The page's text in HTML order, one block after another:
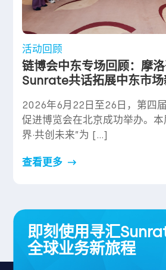
活动回顾
链博会中东专场回顾：摩
Sunrate共话拓展中东市场
2026年6月22日至26日，第四
促进博览会在北京成功举办。本
界·共创未来”为 […]
查看更多
即刻使用寻汇
全球业务新旅程